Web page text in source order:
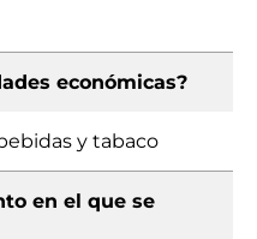
económicas?
y tabaco
en el que se